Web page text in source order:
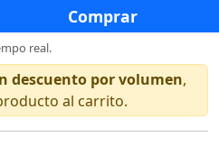
Comprar
real.
descuento por volumen,
al carrito.